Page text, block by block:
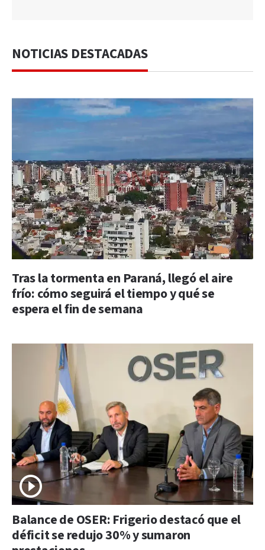
NOTICIAS DESTACADAS
Tras la tormenta en Paraná, llegó el aire
frío: cómo seguirá el tiempo y qué se
espera el fin de semana
Balance de OSER: Frigerio destacó que el
déficit se redujo 30% y sumaron